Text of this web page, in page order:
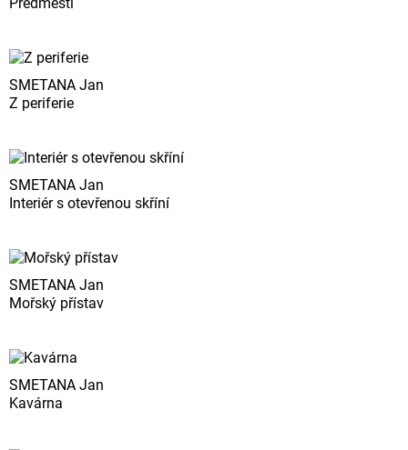
SMETANA Jan
Z periferie
SMETANA Jan
Interiér s otevřenou skříní
SMETANA Jan
Mořský přístav
SMETANA Jan
Kavárna